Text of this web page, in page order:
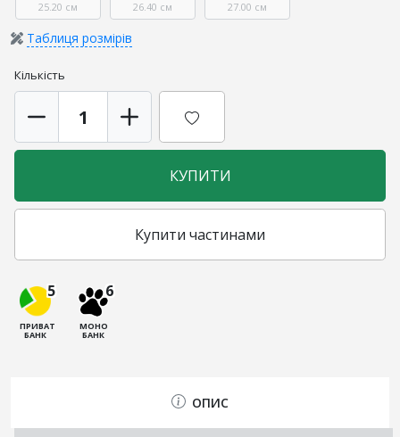
25.20 см 26.40 см 27.00 см
Таблиця розмірів
Кількість
КУПИТИ
Купити частинами
5
ПРИВАТ
БАНК
6
МОНО
БАНК
ОПИС